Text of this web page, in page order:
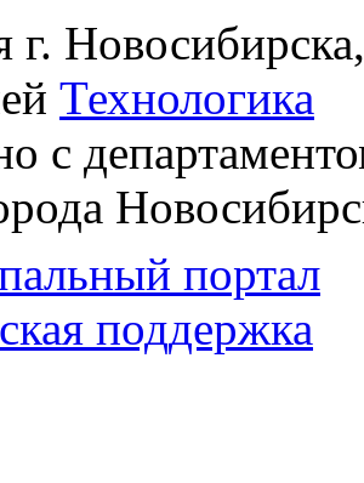
Технологика
с
портал
поддержка